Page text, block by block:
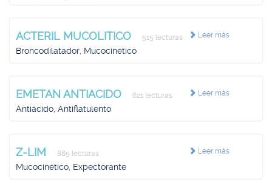
Leer más
ACTERIL MUCOLITICO 515 lecturas
Broncodilatador, Mucocinético
Leer más
EMETAN ANTIACIDO 621 lecturas
Antiácido, Antiflatulento
Leer más
Z-LIM 865 lecturas
Mucocinético, Expectorante